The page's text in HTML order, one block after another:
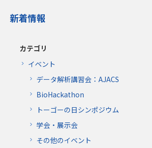
新着情報
カテゴリ
イベント
データ解析講習会：AJACS
BioHackathon
トーゴーの日シンポジウム
学会・展示会
その他のイベント